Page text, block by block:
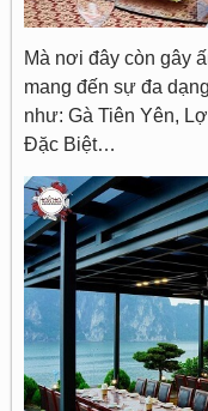
Mà nơi đây còn gây
mang đến sự đa
như: Gà Tiên Yên,
Đặc Biệt…